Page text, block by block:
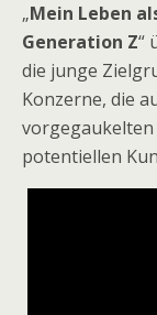
„Mein Leben
Generation Z“
die junge
Konzerne, die
vorgegaukelten
potentiellen